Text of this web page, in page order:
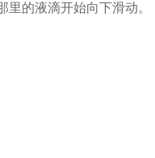
的液滴开始向下滑动。